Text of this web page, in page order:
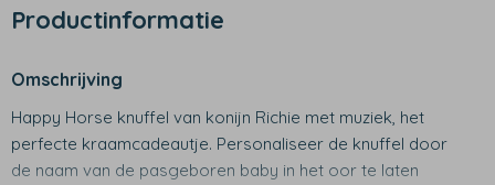
Productinformatie
Omschrijving
Happy Horse knuffel van konijn Richie met muziek, het
perfecte kraamcadeautje. Personaliseer de knuffel door
de naam van de pasgeboren baby in het oor te laten